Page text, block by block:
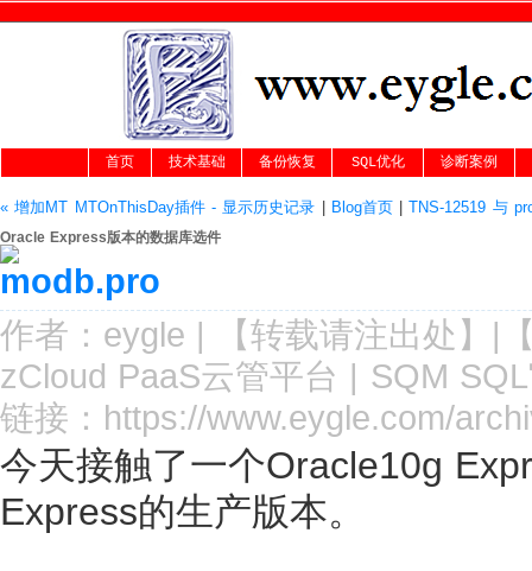
首页 技术基础 备份恢复 SQL优化 诊断案例
« 增加MT MTOnThisDay插件 - 显示历史记录 Blog首页|TNS-12519 与
Oracle Express版本的数据库选件
作者： eygle | 【转载请注出处 】|
zCloud PaaS云管平台 | SQM
链接： https://www.eygle.com/
今天接触了一个Oracle10g
Express的生产版本。